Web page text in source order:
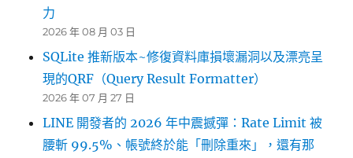
力
2026 年 08 月 03 日
SQLite 推新版本~修復資料庫損壞漏洞以及漂亮呈
現的QRF（Query Result Formatter）
2026 年 07 月 27 日
LINE 開發者的 2026 年中震撼彈：Rate Limit 被
腰斬 99.5%、帳號終於能「刪除重來」，還有那